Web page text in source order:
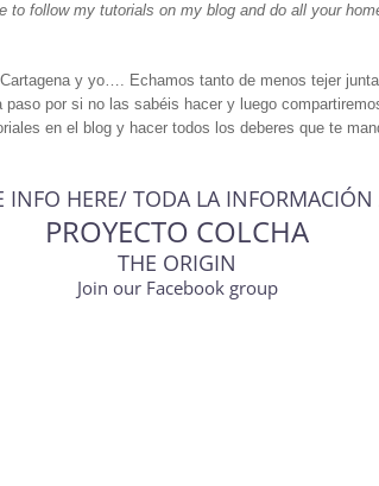
follow my tutorials on my blog and do all your
y yo…. Echamos tanto de menos tejer
por si no las sabéis hacer y luego
en el blog y hacer todos los deberes que te
INFO HERE/ TODA LA
PROYECTO COLCHA
THE ORIGIN
Join our Facebook group